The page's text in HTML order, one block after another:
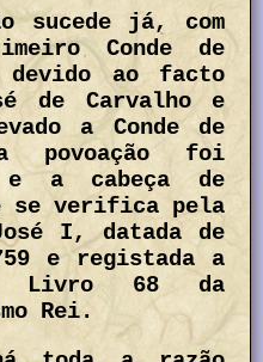
sucede já, com
Conde de
ao facto
de Carvalho e
a Conde de
povoação foi
a cabeça de
se verifica pela
I, datada de
e registada a
Livro 68 da
Rei.